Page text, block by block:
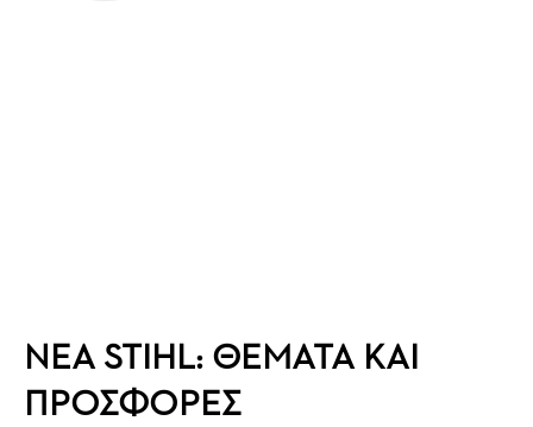
ΝΕΑ STIHL: ΘΕΜΑΤΑ ΚΑΙ
ΠΡΟΣΦΟΡΕΣ